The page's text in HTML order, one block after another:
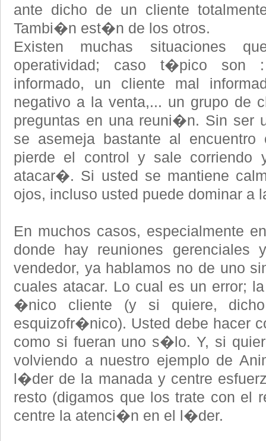
ante dicho de un cliente
Tambi�n est�n de los otros.
Existen muchas situaciones
operatividad; caso t�pico son
informado, un cliente mal
negativo a la venta,... un grupo de
preguntas en una reuni�n. Sin ser
se asemeja bastante al
pierde el control y sale
atacar�. Si usted se mantiene
ojos, incluso usted puede dominar a
En muchos casos, especialmente
donde hay reuniones
vendedor, ya hablamos no de uno
cuales atacar. Lo cual es un error;
�nico cliente (y si quiere,
esquizofr�nico). Usted debe hacer
como si fueran uno s�lo. Y, si
volviendo a nuestro ejemplo de
l�der de la manada y centre
resto (digamos que los trate con el
centre la atenci�n en el l�der.